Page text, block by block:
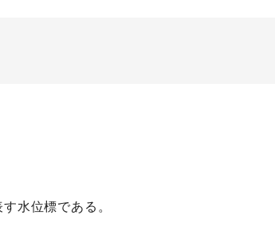
水位標である。